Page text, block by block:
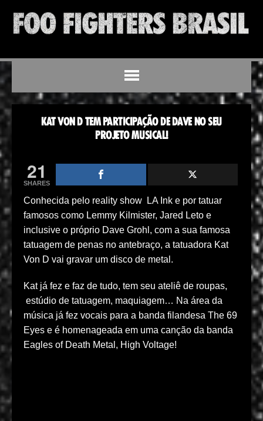
KAT VON D TEM PARTICIPAÇÃO DE DAVE NO SEU
PROJETO MUSICAL!
21
SHARES
Conhecida pelo reality show LA Ink e por tatuar
famosos como Lemmy Kilmister, Jared Leto e
inclusive o próprio Dave Grohl, com a sua famosa
tatuagem de penas no antebraço, a tatuadora Kat
Von D vai gravar um disco de metal.
Kat já fez e faz de tudo, tem seu ateliê de roupas,
estúdio de tatuagem, maquiagem… Na área da
música já fez vocais para a banda filandesa The 69
Eyes e é homenageada em uma canção da banda
Eagles of Death Metal, High Voltage!